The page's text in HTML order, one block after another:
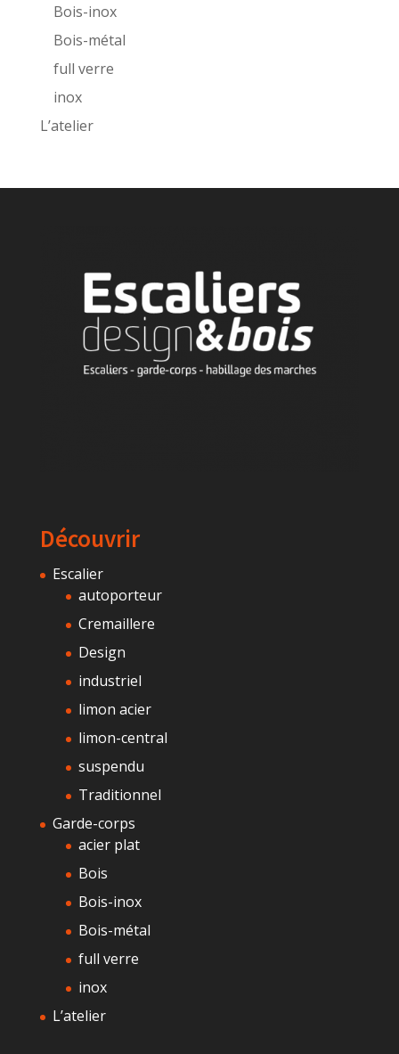
Bois-inox
Bois-métal
full verre
inox
L’atelier
Découvrir
Escalier
autoporteur
Cremaillere
Design
industriel
limon acier
limon-central
suspendu
Traditionnel
Garde-corps
acier plat
Bois
Bois-inox
Bois-métal
full verre
inox
L’atelier